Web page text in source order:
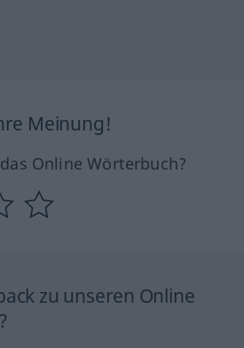
Meinung!
Online Wörterbuch?
zu unseren Online